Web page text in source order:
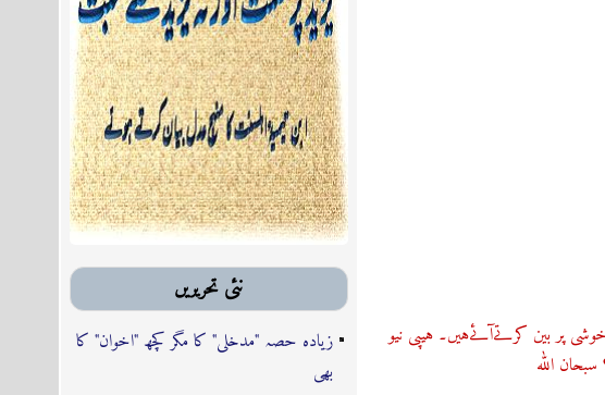
نئى تحريريں
زیادہ حصہ "مدخلی" کا مگر کچھ "اخوان" کا
بھی
پر بین کرتےآئےہیں۔ ہیپی نیو
اللہ